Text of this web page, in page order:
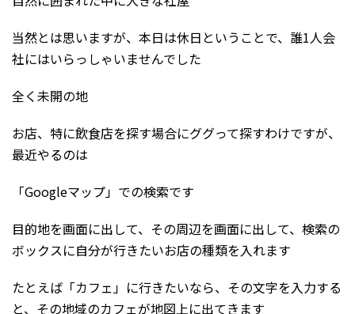
当然とは思いますが、本日は休日ということで、誰1人会
社にはいらっしゃいませんでした
全く未開の地
お店、特に飲食店を探す場合にググって探すわけですが、
最近やるのは
「Googleマップ」での検索です
目的地を画面に出して、その周辺を画面に出して、検索の
ボックスに自分が行きたいお店の種類を入れます
たとえば「カフェ」に行きたいなら、その文字を入力する
と、その地域のカフェが地図上に出てきます